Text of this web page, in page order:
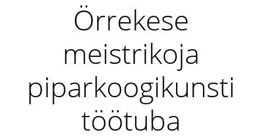
Örrekese
meistrikoja
piparkoogikunsti
töötuba